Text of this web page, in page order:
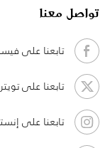
تواصل معنا
تابعنا على
تابعنا على تويتر
تابعنا على